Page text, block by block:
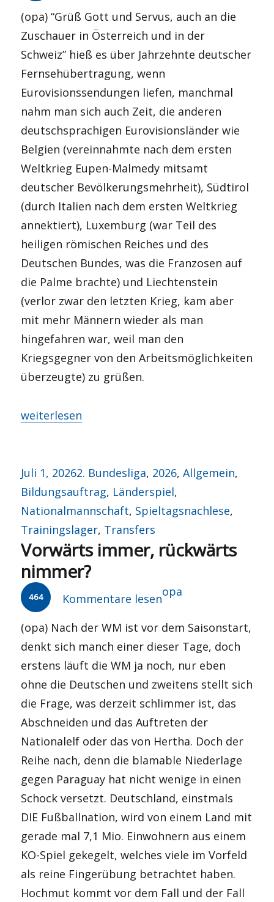
(opa) “Grüß Gott und Servus, auch an die
Zuschauer in Österreich und in der
Schweiz” hieß es über Jahrzehnte deutscher
Fernsehübertragung, wenn
Eurovisionssendungen liefen, manchmal
nahm man sich auch Zeit, die anderen
deutschsprachigen Eurovisionsländer wie
Belgien (vereinnahmte nach dem ersten
Weltkrieg Eupen-Malmedy mitsamt
deutscher Bevölkerungsmehrheit), Südtirol
(durch Italien nach dem ersten Weltkrieg
annektiert), Luxemburg (war Teil des
heiligen römischen Reiches und des
Deutschen Bundes, was die Franzosen auf
die Palme brachte) und Liechtenstein
(verlor zwar den letzten Krieg, kam aber
mit mehr Männern wieder als man
hingefahren war, weil man den
Kriegsgegner von den Arbeitsmöglichkeiten
überzeugte) zu grüßen.
„Viertelfinalrunde, wir kommen!“
weiterlesen
Veröffentlicht
am
Juli 1, 2026Kategorien
2. Bundesliga, 2026,Allgemein,
Bildungsauftrag, Länderspiel,
Nationalmannschaft, Spieltagsnachlese,
Trainingslager, Transfers
Vorwärts immer, rückwärts
nimmer?
464 Kommentare lesen
Autor
opa
(opa) Nach der WM ist vor dem Saisonstart,
denkt sich manch einer dieser Tage, doch
erstens läuft die WM ja noch, nur eben
ohne die Deutschen und zweitens stellt sich
die Frage, was derzeit schlimmer ist, das
Abschneiden und das Auftreten der
Nationalelf oder das von Hertha. Doch der
Reihe nach, denn die blamable Niederlage
gegen Paraguay hat nicht wenige in einen
Schock versetzt. Deutschland, einstmals
DIE Fußballnation, wird von einem Land mit
gerade mal 7,1 Mio. Einwohnern aus einem
KO-Spiel gekegelt, welches viele im Vorfeld
als reine Fingerübung betrachtet haben.
Hochmut kommt vor dem Fall und der Fall